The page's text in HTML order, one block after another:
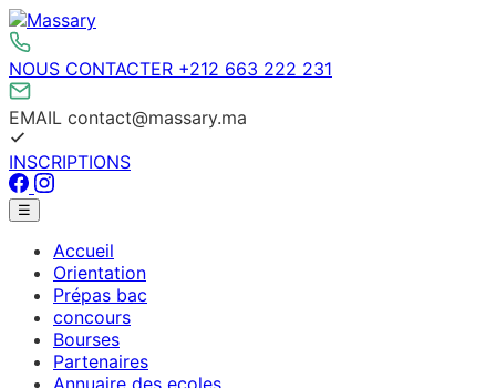
Aller
au
contenu
NOUS CONTACTER +212 663 222 231
EMAIL contact@massary.ma
INSCRIPTIONS
Facebook
Instagram
Menu
principal
☰
Accueil
Orientation
Prépas bac
concours
Bourses
Partenaires
Annuaire des ecoles